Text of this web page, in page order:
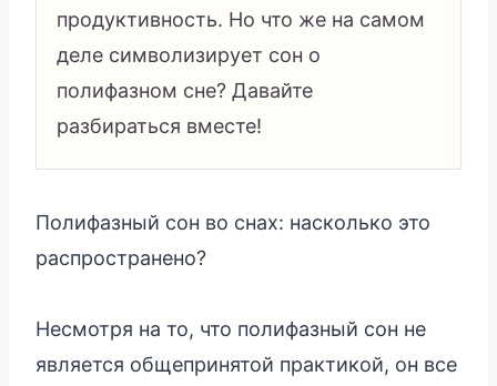
продуктивность. Но что же на самом
деле символизирует сон о
полифазном сне? Давайте
разбираться вместе!
Полифазный сон во снах: насколько это
распространено?
Несмотря на то, что полифазный сон не
является общепринятой практикой, он все